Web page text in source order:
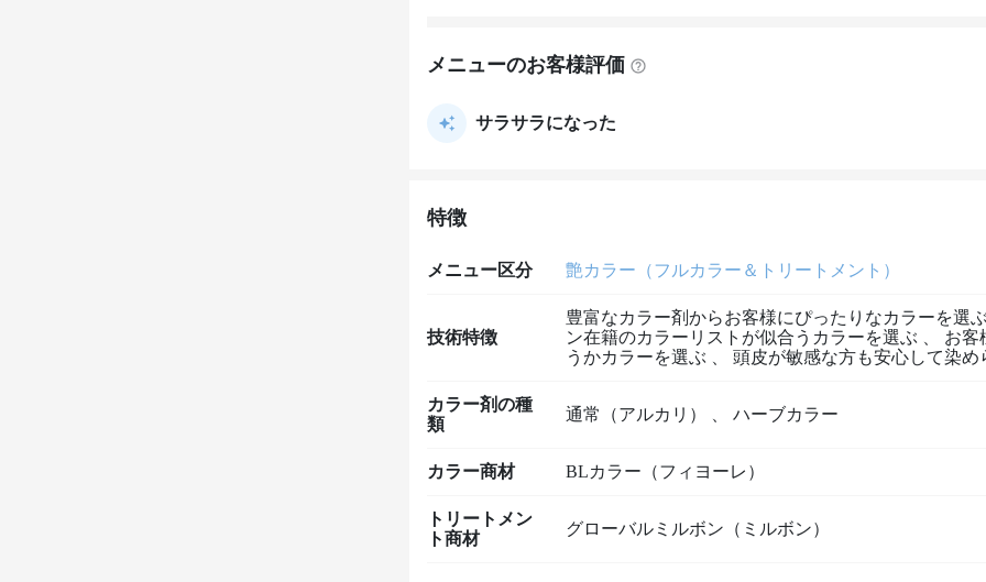
メニューのお客様評価
サラサラになった
特徴
メニュー区分 艶カラー（フルカラー＆トリートメント）
技術特徴
豊富なカラー剤からお客様にぴったりなカラーを選
ン在籍のカラーリストが似合うカラーを選ぶ
お客
うかカラーを選ぶ
頭皮が敏感な方も安心して染め
カラー剤の種
類
通常（アルカリ） ハーブカラー
カラー商材 BLカラー（フィヨーレ）
トリートメン
ト商材
グローバルミルボン（ミルボン）